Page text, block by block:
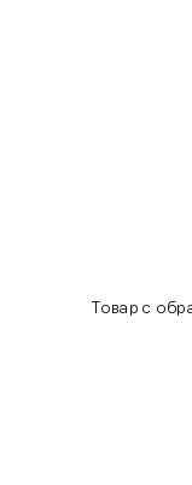
Товар с